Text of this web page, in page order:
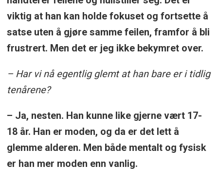
viktig at han kan holde fokuset og fortsette å
satse uten å gjøre samme feilen, framfor å bli
frustrert. Men det er jeg ikke bekymret over.
– Har vi nå egentlig glemt at han bare er i tidlig
tenårene?
– Ja, nesten. Han kunne like gjerne vært 17-
18 år. Han er moden, og da er det lett å
glemme alderen. Men både mentalt og fysisk
er han mer moden enn vanlig.